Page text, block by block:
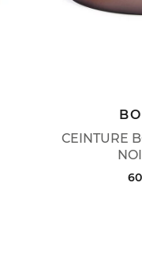
CEINTURE